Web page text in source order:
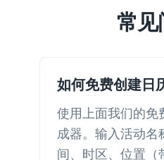
常
如何免费创建日
使用上面我们的免
成器。输入活动名
间、时区、位置（